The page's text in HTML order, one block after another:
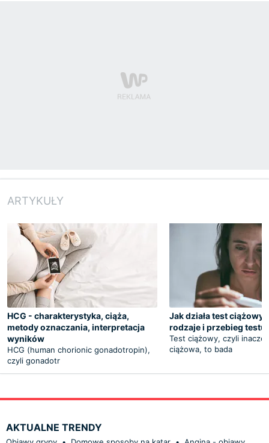
ARTYKUŁY
HCG - charakterystyka, ciąża,
metody oznaczania, interpretacja
wyników
HCG (human chorionic gonadotropin),
czyli gonadotr
Jak działa test
rodzaje i przebieg testu
Test ciążowy, czyli
ciążowa, to bada
AKTUALNE TRENDY